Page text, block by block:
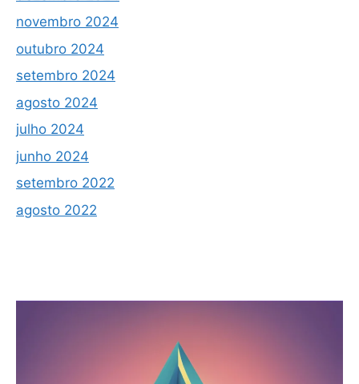
novembro 2024
outubro 2024
setembro 2024
agosto 2024
julho 2024
junho 2024
setembro 2022
agosto 2022